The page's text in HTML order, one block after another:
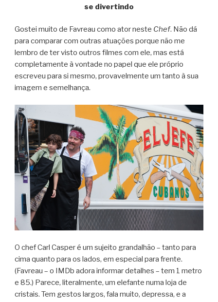
se divertindo
Gostei muito de Favreau como ator neste Chef. Não dá
para comparar com outras atuações porque não me
lembro de ter visto outros filmes com ele, mas está
completamente à vontade no papel que ele próprio
escreveu para si mesmo, provavelmente um tanto à sua
imagem e semelhança.
O chef Carl Casper é um sujeito grandalhão – tanto para
cima quanto para os lados, em especial para frente.
(Favreau – o IMDb adora informar detalhes – tem 1 metro
e 85.) Parece, literalmente, um elefante numa loja de
cristais. Tem gestos largos, fala muito, depressa, e a